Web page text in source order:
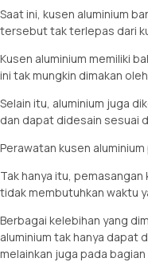
Saat ini, kusen aluminium
tersebut tak terlepas dari
Kusen aluminium memiliki
ini tak mungkin dimakan oleh
Selain itu, aluminium juga
dan dapat didesain sesuai
Perawatan kusen
Tak hanya itu,
tidak membutuhkan waktu
Berbagai kelebihan yang
aluminium tak hanya dapat
melainkan juga pada